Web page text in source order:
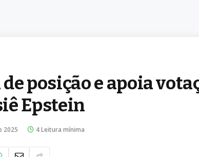
posição e apoia
Epstein
2025 4 Leitura mínima